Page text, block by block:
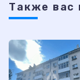
Также ваc